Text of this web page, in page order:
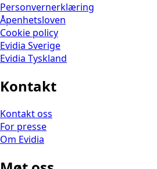
Personvernerklæring
Åpenhetsloven
Cookie policy
Evidia Sverige
Evidia Tyskland
Kontakt
Kontakt oss
For presse
Om Evidia